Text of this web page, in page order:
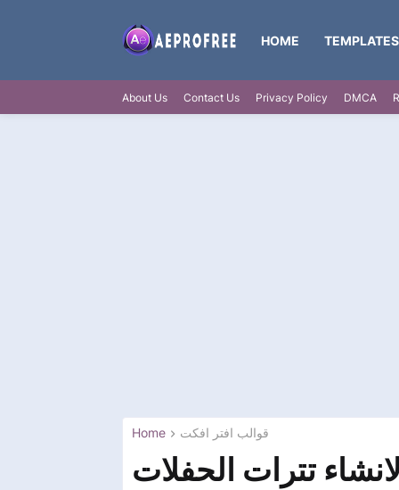
HOME TEMPLATES
About Us Contact Us Privacy Policy DMCA
Home قوالب افتر افكت
تترات الحفلات